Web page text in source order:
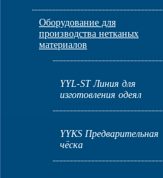
Оборудование для
производства нетканых
материалов
YYL-ST Линия для
изготовления одеял
YYKS Предварительная
чёска